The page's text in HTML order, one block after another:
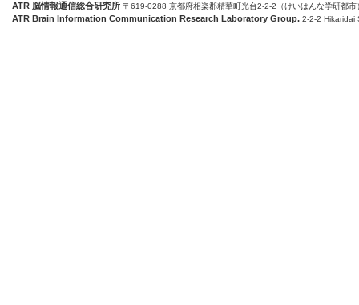
ATR 脳情報通信総合研究所 〒619-0288 京都府相楽郡精華町光台2-2-2（けいはんな学研都市
ATR Brain Information Communication Research Laboratory Group. 2-2-2 Hikaridai